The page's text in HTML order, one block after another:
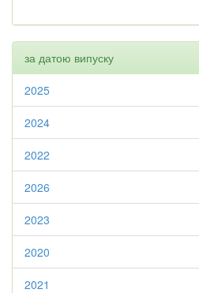
за датою випуску
2025
2024
2022
2026
2023
2020
2021